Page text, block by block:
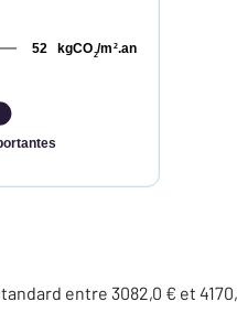
kgCO2/m 2.an
52
entre 3082,0 € et